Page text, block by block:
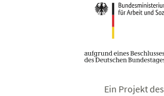
Ein Projekt des